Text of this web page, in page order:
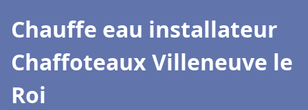
Chauffe eau installateur
Chaffoteaux Villeneuve le
Roi